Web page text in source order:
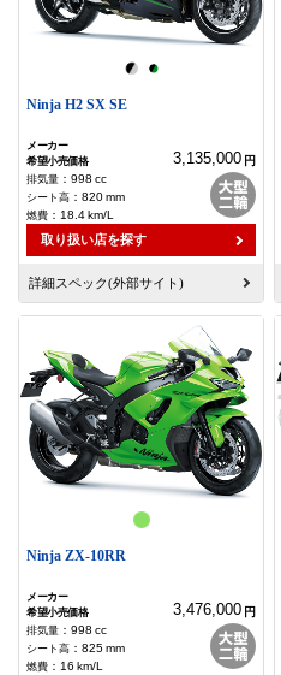
Ninja H2 SX SE
3,135,000 円
： 998 cc
： 820mm
： 18.4km/L
取り扱い店を探す
詳細スペック(外部サイト)
Ninja ZX-10RR
3,476,000 円
： 998 cc
： 825mm
： 16 km/L